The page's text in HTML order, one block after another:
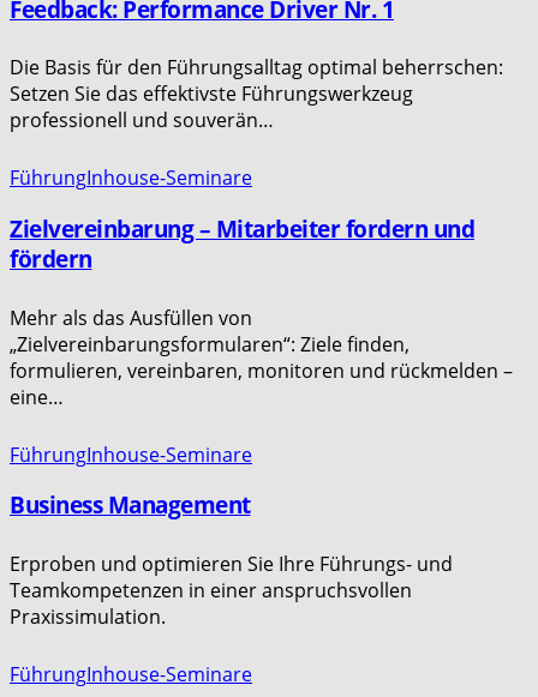
Feedback: Performance Driver Nr. 1
Die Basis für den Führungsalltag optimal beherrschen:
Setzen Sie das effektivste Führungswerkzeug
professionell und souverän…
FührungInhouse-Seminare
Zielvereinbarung – Mitarbeiter fordern und
fördern
Mehr als das Ausfüllen von
„Zielvereinbarungsformularen“: Ziele finden,
formulieren, vereinbaren, monitoren und rückmelden –
eine…
FührungInhouse-Seminare
Business Management
Erproben und optimieren Sie Ihre Führungs- und
Teamkompetenzen in einer anspruchsvollen
Praxissimulation.
FührungInhouse-Seminare